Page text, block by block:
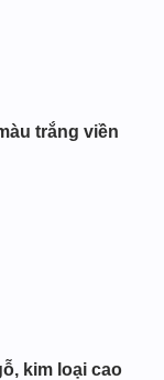
trắng viền
kim loại cao